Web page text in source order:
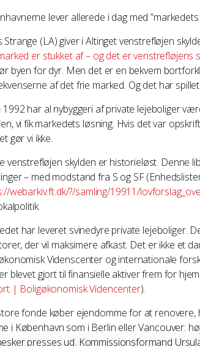
lever allerede i dag med
Strange (LA) giver i Altinget venstrefløjen
er stukket af – og det er venstrefløjens
byen for dyr. Men det er en bekvem
af det frie marked. Og det har
1992 har al nybyggeri af private lejeboliger
vi fik markedets løsning. Hvis det var
gør vi ikke.
venstrefløjen skylden er historieløst. Denne
– med modstand fra S og SF
webarkiv.ft.dk/?/samling/19911/
har leveret svinedyre private lejeboliger.
der vil maksimere afkast. Det er ikke et
Videnscenter og internationale
blevet gjort til finansielle aktiver frem for
| Boligøkonomisk Videncenter).
fonde køber ejendomme for at
i København som i Berlin eller Vancouver:
presses ud. Kommissionsformand